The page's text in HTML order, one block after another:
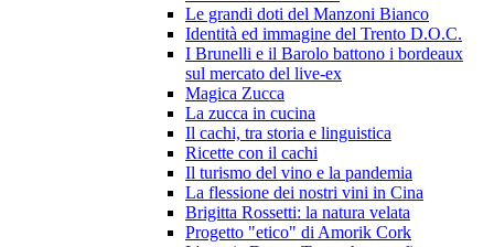
Le grandi doti del Manzoni Bianco
Identità ed immagine del Trento D.O.C.
I Brunelli e il Barolo battono i bordeaux
sul mercato del live-ex
Magica Zucca
La zucca in cucina
Il cachi, tra storia e linguistica
Ricette con il cachi
Il turismo del vino e la pandemia
La flessione dei nostri vini in Cina
Brigitta Rossetti: la natura velata
Progetto "etico" di Amorik Cork